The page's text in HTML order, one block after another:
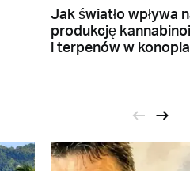
Jak światło wpływa
produkcję
i terpenów w